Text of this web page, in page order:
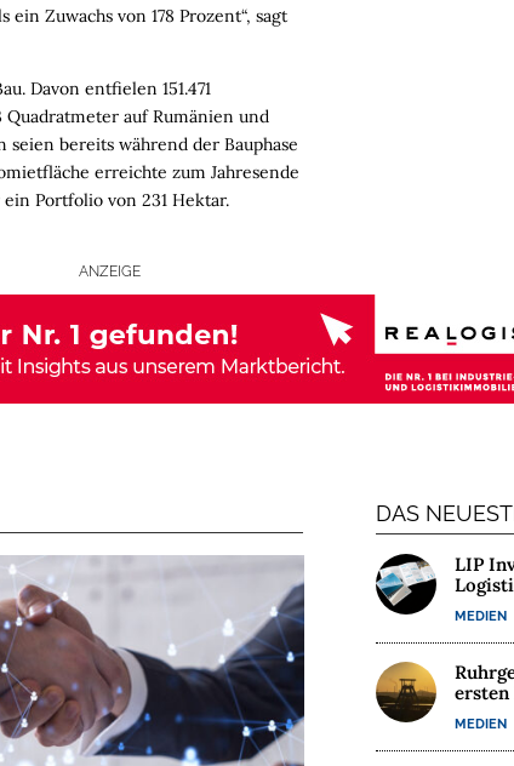
Zuwachs von 178 Prozent“, sagt
Davon entfielen 151.471
auf Rumänien und
seien bereits während der Bauphase
erreichte zum Jahresende
Portfolio von 231 Hektar.
ANZEIGE
DAS
LIP
MEDIEN
ersten
MEDIEN